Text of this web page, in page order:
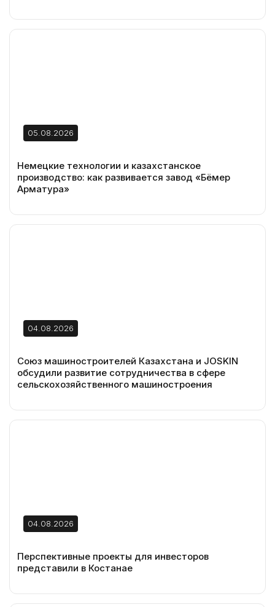
05.08.2026
Немецкие технологии и казахстанское
производство: как развивается завод «Бёмер
Арматура»
04.08.2026
Союз машиностроителей Казахстана и JOSKIN
обсудили развитие сотрудничества в сфере
сельскохозяйственного машиностроения
04.08.2026
Перспективные проекты для инвесторов
представили в Костанае